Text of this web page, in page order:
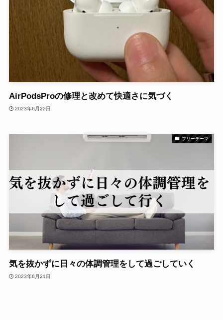
AirPodsProの修理と改めて快適さに気づく
2023年6月22日
フリーテーマ
気を抜かずに日々の体調管理をして過ごしていく
2023年6月21日